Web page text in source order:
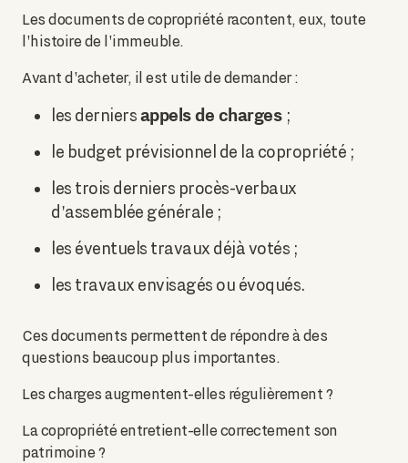
Les documents de copropriété racontent, eux, toute
l'histoire de l'immeuble.
Avant d'acheter, il est utile de demander :
les derniersappels de charges ;
le budget prévisionnel de la copropriété ;
les trois derniers procès-verbaux
d'assemblée générale ;
les éventuels travaux déjà votés ;
les travaux envisagés ou évoqués.
Ces documents permettent de répondre à des
questions beaucoup plus importantes.
Les charges augmentent-elles régulièrement ?
La copropriété entretient-elle correctement son
patrimoine ?